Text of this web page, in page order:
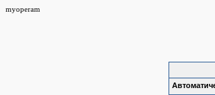
myoperam